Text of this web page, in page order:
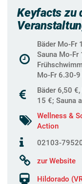
Keyfacts zu
Bäder Mo-Fr
Sauna Mo-Fr
Mo-Fr 6.30-9
Bäder 6,50
15 €; Sauna
Wellness &
Action
02103-
zur Website
Hildorado